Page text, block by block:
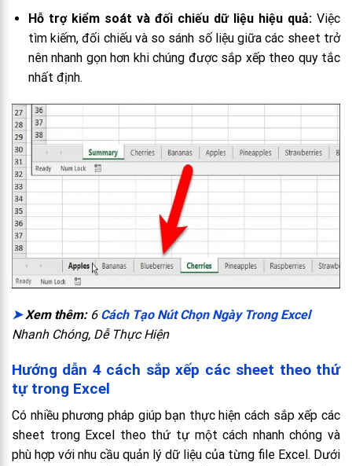
Hỗ trợ kiểm soát và đối chiếu dữ liệu hiệu quả:Việc
tìm kiếm, đối chiếu và so sánh số liệu giữa các sheet trở
nên nhanh gọn hơn khi chúng được sắp xếp theo quy tắc
nhất định.
➤Xem thêm: 6 Cách Tạo Nút Chọn NgàyTrong Excel
Nhanh Chóng, Dễ Thực Hiện
Hướng dẫn 4 cách sắp xếp các sheet theo thứ
tự trong Excel
Có nhiều phương pháp giúp bạn thực hiện cách sắp xếp các
sheet trong Excel theo thứ tự một cách nhanh chóng và
phù hợp với nhu cầu quản lý dữ liệu của từng file Excel. Dưới